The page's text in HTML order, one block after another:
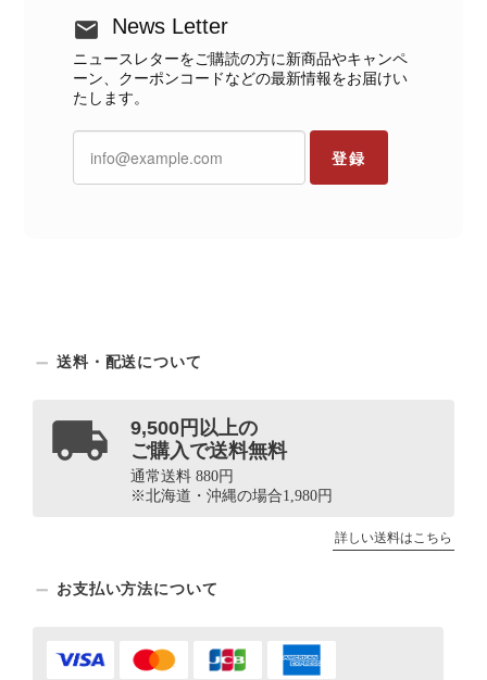
News Letter
ニュースレターをご購読の方に新商品やキャンペ
ーン、クーポンコードなどの最新情報をお届けい
たします。
登録
送料・配送について
9,500円以上の
ご購入で送料無料
通常送料 880円
※北海道・沖縄の場合1,980円
詳しい送料はこちら
お支払い方法について